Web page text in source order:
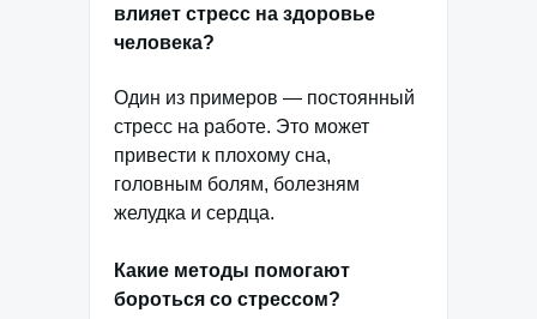
влияет стресс на здоровье
человека?
Один из примеров — постоянный
стресс на работе. Это может
привести к плохому сна,
головным болям, болезням
желудка и сердца.
Какие методы помогают
бороться со стрессом?